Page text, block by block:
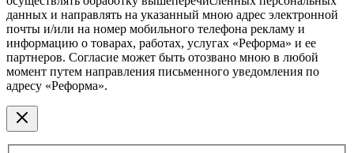
данных и направлять на указанный мною адрес электронной
почты и/или на номер мобильного телефона рекламу и
информацию о товарах, работах, услугах «Реформа» и ее
партнеров. Согласие может быть отозвано мною в любой
момент путем направления письменного уведомления по
адресу «Реформа».